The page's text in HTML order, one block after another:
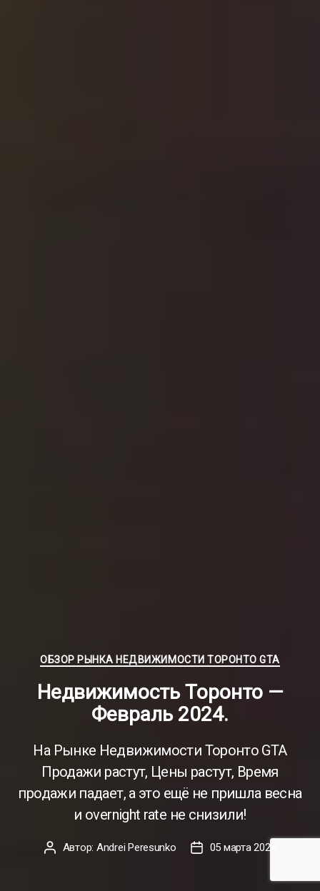
Рубрики
ОБЗОР РЫНКА НЕДВИЖИМОСТИ ТОРОНТО GTA
Недвижимость Торонто —
Февраль 2024.
На Рынке Недвижимости Торонто GTA
Продажи растут, Цены растут, Время
продажи падает, а это ещё не пришла весна
и overnight rate не снизили!
АвторАвтор: Andrei Peresunko
Дата05 марта 2024